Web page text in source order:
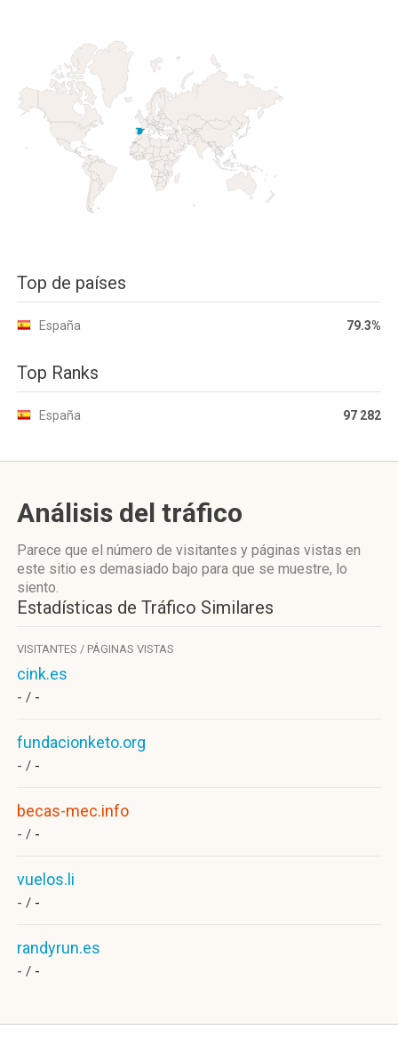
Top de países
España 79.3%
Top Ranks
España 97 282
Análisis del tráfico
Parece que el número de visitantes y páginas vistas en
este sitio es demasiado bajo para que se muestre, lo
siento.
Estadísticas de Tráfico Similares
VISITANTES / PÁGINAS VISTAS
cink.es
- / -
fundacionketo.org
- / -
becas-mec.info
- / -
vuelos.li
- / -
randyrun.es
- / -